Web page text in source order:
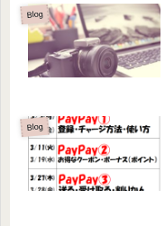
Blog
Blog